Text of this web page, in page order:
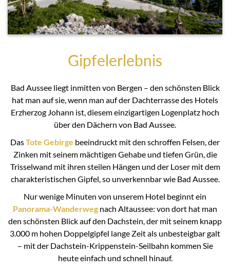
Gipfelerlebnis
Bad Aussee liegt inmitten von Bergen – den schönsten Blick
hat man auf sie, wenn man auf der Dachterrasse des Hotels
Erzherzog Johann ist, diesem einzigartigen Logenplatz hoch
über den Dächern von Bad Aussee.
DasTote Gebirge beeindruckt mit den schroffen Felsen, der
Zinken mit seinem mächtigen Gehabe und tiefen Grün, die
Trisselwand mit ihren steilen Hängen und der Loser mit dem
charakteristischen Gipfel, so unverkennbar wie Bad Aussee.
Nur wenige Minuten von unserem Hotel beginnt ein
Panorama-Wanderweg nach Altaussee: von dort hat man
den schönsten Blick auf den Dachstein, der mit seinem knapp
3.000 m hohen Doppelgipfel lange Zeit als unbesteigbar galt
– mit der Dachstein-Krippenstein-Seilbahn kommen Sie
heute einfach und schnell hinauf.